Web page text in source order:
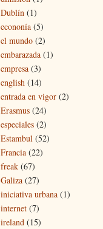
Dublín (1)
econonía (5)
el mundo (2)
embarazada (1)
empresa (3)
english (14)
entrada en vigor (2)
Erasmus (24)
especiales (2)
Estambul (52)
Francia (22)
freak (67)
Galiza (27)
iniciativa urbana (1)
internet (7)
ireland (15)